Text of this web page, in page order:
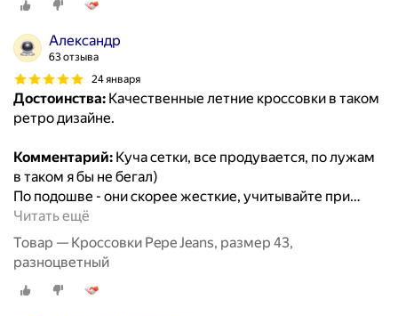
Александр
63 отзыва
24 января
Достоинства: Качественные летние кроссовки в таком
ретро дизайне.
Комментарий: Куча сетки, все продувается, по лужам
в таком я бы не бегал)
По подошве - они скорее жесткие, учитывайте при…
Читать ещё
Товар — Кроссовки Pepe Jeans, размер 43,
разноцветный